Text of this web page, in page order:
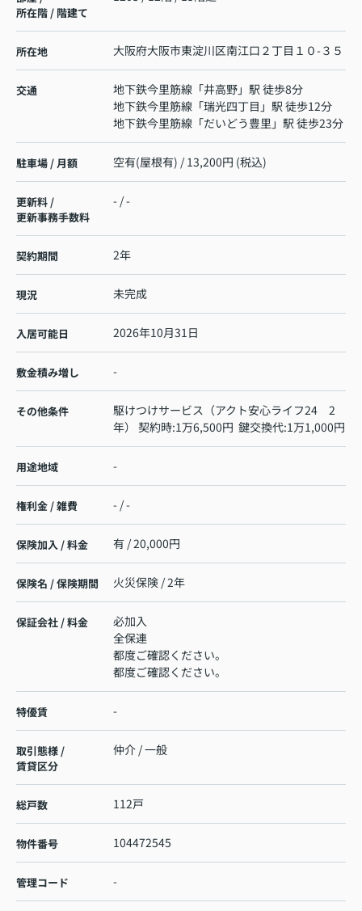
所在階 / 階建て
所在地 大阪府大阪市東淀川区南江口 ２丁目１０-３５
交通 地下鉄今里筋線 「井高野」駅 徒歩8分
地下鉄今里筋線 「瑞光四丁目 」駅 徒歩12分
地下鉄今里筋線 「だいどう豊里 」駅 徒歩23分
駐車場 / 月額 空有(屋根有) / 13,200円 (税込)
更新料 /
更新事務手数料
- / -
契約期間 2年
現況 未完成
入居可能日 2026年10月31日
敷金積み増し -
その他条件
駆けつけサービス（アクト安心ライフ24 2
年） 契約時:1万6,500円 鍵交換代:1万1,000円
用途地域 -
権利金 / 雑費 - / -
保険加入 / 料金 有 / 20,000円
保険名 / 保険期間 火災保険 / 2年
保証会社 / 料金
必加入
全保連
都度ご確認ください。
都度ご確認ください。
特優賃 -
取引態様 /
賃貸区分
仲介 / 一般
総戸数 112戸
物件番号 104472545
管理コード -